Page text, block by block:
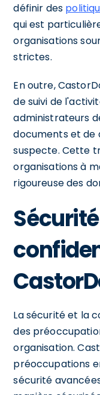
définir des
qui est
organisations
strictes.
En outre,
de suivi de
administrateurs
documents et
suspecte. Cette
organisations à
rigoureuse des
La sécurité et la
des
organisation.
préoccupations
sécurité